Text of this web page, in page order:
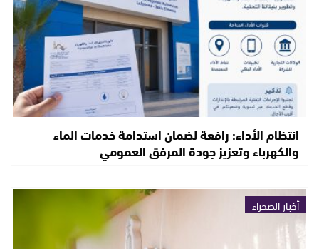
انتظام الأداء: رافعة لضمان استدامة خدمات الماء
والكهرباء وتعزيز جودة المرفق العمومي
أخبار الصحراء